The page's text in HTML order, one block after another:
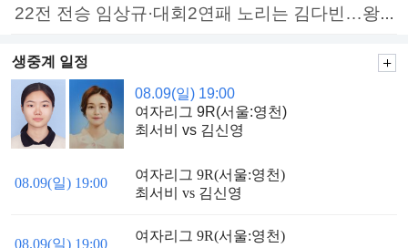
22전 전승 임상규·대회2연패 노리는 김다빈…왕중왕전 16강 7일부터
생중계 일정
08.09(일) 19:00
여자리그 9R(서울:영천)
최서비 vs 김신영
08.09(일) 19:00
여자리그 9R(서울:영천)
최서비 vs 김신영
08.09(일) 19:00
여자리그 9R(서울:영천)